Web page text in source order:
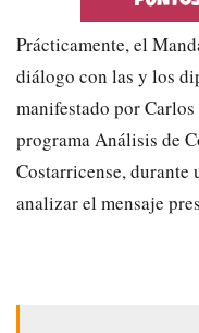
Prácticamente, el
diálogo con las y los
manifestado por
programa Análisis de
Costarricense, durante
analizar el mensaje